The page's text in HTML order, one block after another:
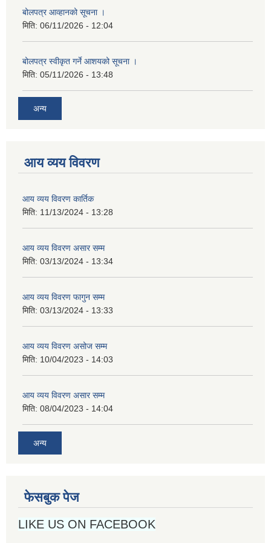
बोलपत्र आव्हानको सूचना ।
मिति: 06/11/2026 - 12:04
बोलपत्र स्वीकृत गर्ने आशयको सूचना ।
मिति: 05/11/2026 - 13:48
अन्य
आय व्यय विवरण
आय व्यय विवरण कार्तिक
मिति: 11/13/2024 - 13:28
आय व्यय विवरण असार सम्म
मिति: 03/13/2024 - 13:34
आय व्यय विवरण फागुन सम्म
मिति: 03/13/2024 - 13:33
आय व्यय विवरण असोज सम्म
मिति: 10/04/2023 - 14:03
आय व्यय विवरण असार सम्म
मिति: 08/04/2023 - 14:04
अन्य
फेसबुक पेज
LIKE US ON FACEBOOK